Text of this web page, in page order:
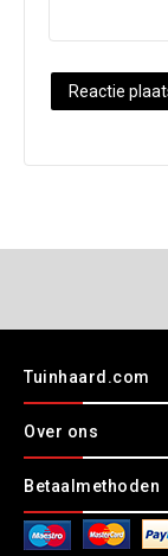
Tuinhaard.com
Over ons
Betaalmethoden